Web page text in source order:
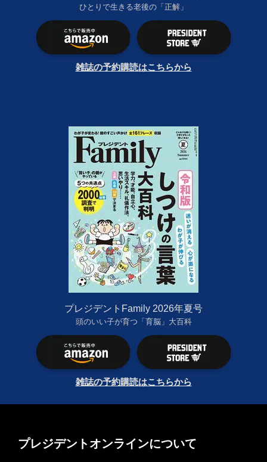
ひとりで生きる老後の「正解」
雑誌の予約購読はこちらから
プレジデントFamily 2026年夏号
頭のいい子が育つ「育脳」大百科
雑誌の予約購読はこちらから
プレジデントオンラインについて